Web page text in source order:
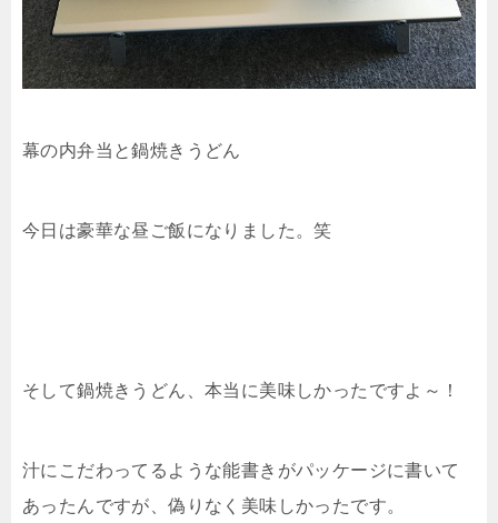
幕の内弁当と鍋焼きうどん
今日は豪華な昼ご飯になりました。笑
そして鍋焼きうどん、本当に美味しかったですよ～！
汁にこだわってるような能書きがパッケージに書いて
あったんですが、偽りなく美味しかったです。